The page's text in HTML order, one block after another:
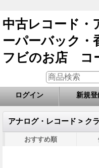
中古レコード・
ーパーバック・
フビのお店 コ
ログイン 新規
アナログ・レコード > ク
おすすめ順